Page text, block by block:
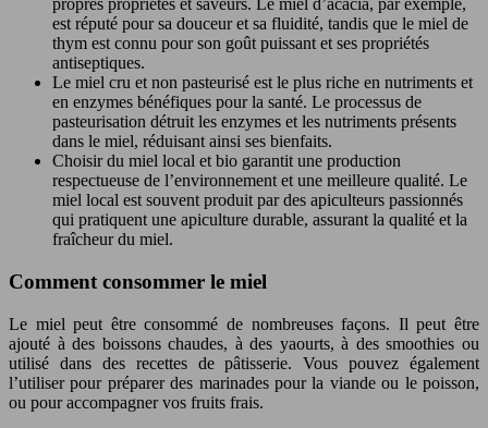
propres propriétés et saveurs. Le miel d’acacia, par exemple,
est réputé pour sa douceur et sa fluidité, tandis que le miel de
thym est connu pour son goût puissant et ses propriétés
antiseptiques.
Le miel cru et non pasteurisé est le plus riche en nutriments et
en enzymes bénéfiques pour la santé. Le processus de
pasteurisation détruit les enzymes et les nutriments présents
dans le miel, réduisant ainsi ses bienfaits.
Choisir du miel local et bio garantit une production
respectueuse de l’environnement et une meilleure qualité. Le
miel local est souvent produit par des apiculteurs passionnés
qui pratiquent une apiculture durable, assurant la qualité et la
fraîcheur du miel.
Comment consommer le miel
Le miel peut être consommé de nombreuses façons. Il peut être
ajouté à des boissons chaudes, à des yaourts, à des smoothies ou
utilisé dans des recettes de pâtisserie. Vous pouvez également
l’utiliser pour préparer des marinades pour la viande ou le poisson,
ou pour accompagner vos fruits frais.